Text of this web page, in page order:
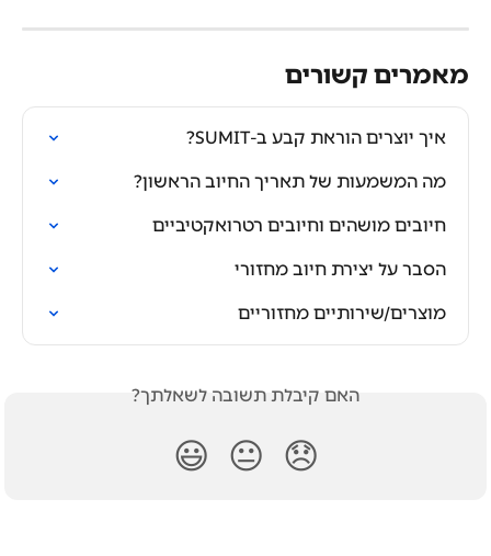
מאמרים קשורים
איך יוצרים הוראת קבע ב-SUMIT?
מה המשמעות של תאריך החיוב הראשון?
חיובים מושהים וחיובים רטרואקטיביים
הסבר על יצירת חיוב מחזורי
מוצרים/שירותיים מחזוריים
האם קיבלת תשובה לשאלתך?
😞
😐
😃